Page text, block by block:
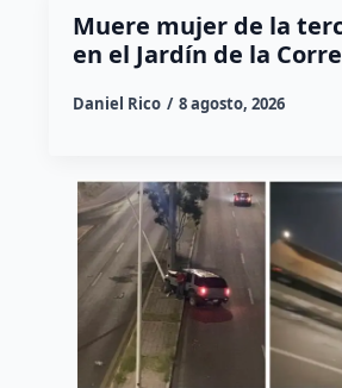
Muere mujer de la
en el Jardín de la
Daniel Rico 8 agosto, 2026